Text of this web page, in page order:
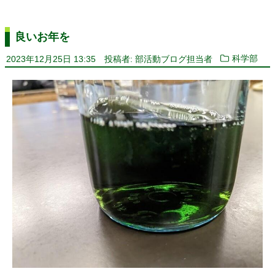
良いお年を
2023年12月25日 13:35 投稿者: 部活動ブログ担当者 科学部